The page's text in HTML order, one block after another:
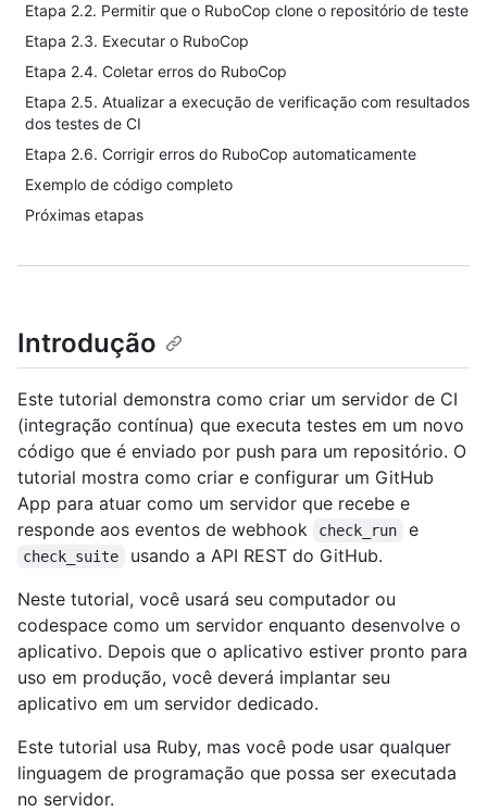
Etapa 2.2. Permitir que o RuboCop clone o repositório de teste
Etapa 2.3. Executar o RuboCop
Etapa 2.4. Coletar erros do RuboCop
Etapa 2.5. Atualizar a execução de verificação com resultados
dos testes de CI
Etapa 2.6. Corrigir erros do RuboCop automaticamente
Exemplo de código completo
Próximas etapas
Introdução
Este tutorial demonstra como criar um servidor de CI
(integração contínua) que executa testes em um novo
código que é enviado por push para um repositório. O
tutorial mostra como criar e configurar um GitHub
App para atuar como um servidor que recebe e
responde aos eventos de webhook
check_run e
check_suite
usando a API REST do GitHub.
Neste tutorial, você usará seu computador ou
codespace como um servidor enquanto desenvolve o
aplicativo. Depois que o aplicativo estiver pronto para
uso em produção, você deverá implantar seu
aplicativo em um servidor dedicado.
Este tutorial usa Ruby, mas você pode usar qualquer
linguagem de programação que possa ser executada
no servidor.